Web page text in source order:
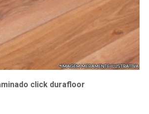
click durafloor